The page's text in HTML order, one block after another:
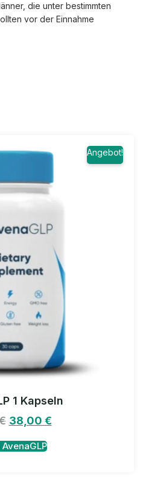
die unter bestimmten
vor der Einnahme
Angebot!
1 Kapseln
38,00 €